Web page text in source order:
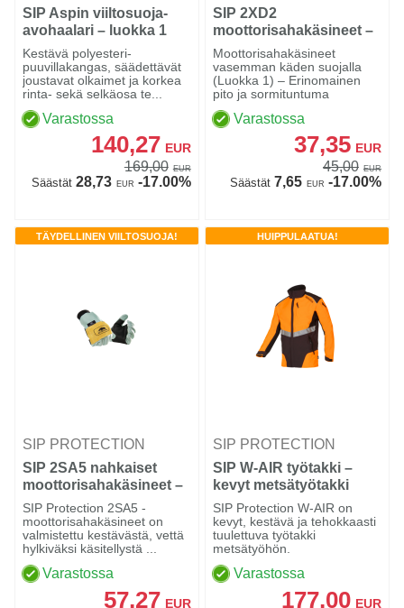
SIP Aspin viiltosuoja-
avohaalari – luokka 1
Kestävä polyesteri-
puuvillakangas, säädettävät
joustavat olkaimet ja korkea
rinta- sekä selkäosa te...
Varastossa
140,27 EUR
169,00 EUR
Säästät28,73 EUR -17.00%
SIP 2XD2
moottorisahakäsineet –
vasen käsi
Moottorisahakäsineet
vasemman käden suojalla
(Luokka 1) – Erinomainen
pito ja sormituntuma
Varastossa
37,35 EUR
45,00 EUR
Säästät7,65 EUR -17.00%
TÄYDELLINEN VIILTOSUOJA!
SIP PROTECTION
SIP 2SA5 nahkaiset
moottorisahakäsineet –
luokka 1
SIP Protection 2SA5 -
moottorisahakäsineet on
valmistettu kestävästä, vettä
hylkiväksi käsitellystä ...
Varastossa
57,27 EUR
HUIPPULAATUA!
SIP PROTECTION
SIP W-AIR työtakki –
kevyt metsätyötakki
SIP Protection W-AIR on
kevyt, kestävä ja tehokkaasti
tuulettuva työtakki
metsätyöhön.
Varastossa
177,00 EUR